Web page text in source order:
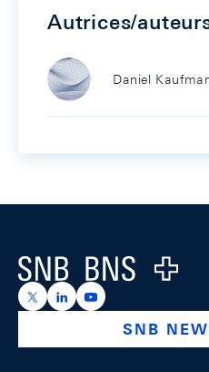
Autrices/
Daniel
Logo
https://x.com/snb_bns
https://https://
SNB